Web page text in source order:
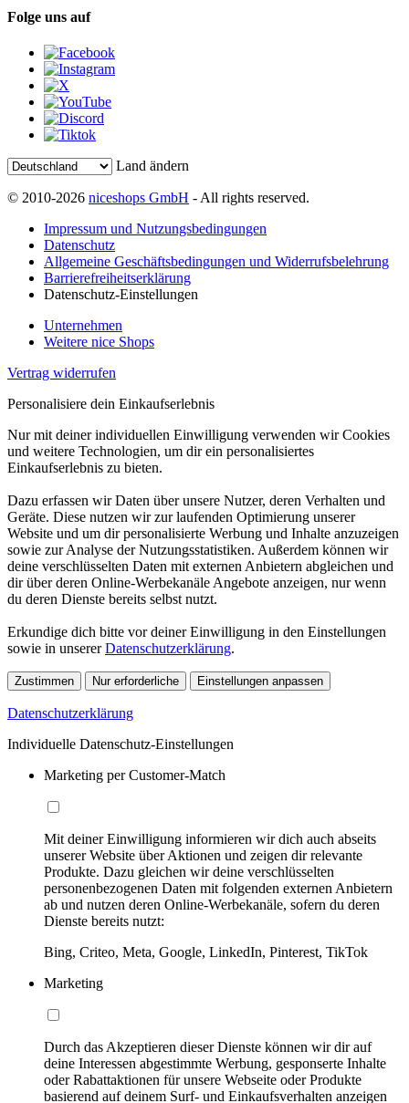
Folge uns auf
Land ändern
© 2010-2026 niceshops GmbH - All rights reserved.
Impressum und Nutzungsbedingungen
Datenschutz
Allgemeine Geschäftsbedingungen und Widerrufsbelehrung
Barrierefreiheitserklärung
Datenschutz-Einstellungen
Unternehmen
Weitere nice Shops
Vertrag widerrufen
Personalisiere dein Einkaufserlebnis
Nur mit deiner individuellen Einwilligung verwenden wir Cookies
und weitere Technologien, um dir ein personalisiertes
Einkaufserlebnis zu bieten.
Dazu erfassen wir Daten über unsere Nutzer, deren Verhalten und
Geräte. Diese nutzen wir zur laufenden Optimierung unserer
Website und um dir personalisierte Werbung und Inhalte anzuzeigen
sowie zur Analyse der Nutzungsstatistiken. Außerdem können wir
deine verschlüsselten Daten mit externen Anbietern abgleichen und
dir über deren Online-Werbekanäle Angebote anzeigen, nur wenn
du deren Dienste bereits selbst nutzt.
Erkundige dich bitte vor deiner Einwilligung in den Einstellungen
sowie in unsererDatenschutzerklärung.
Zustimmen Nur erforderliche Einstellungen anpassen
Datenschutzerklärung
Individuelle Datenschutz-Einstellungen
Marketing per Customer-Match
Mit deiner Einwilligung informieren wir dich auch abseits
unserer Website über Aktionen und zeigen dir relevante
Produkte. Dazu gleichen wir deine verschlüsselten
personenbezogenen Daten mit folgenden externen Anbietern
ab und nutzen deren Online-Werbekanäle, sofern du deren
Dienste bereits nutzt:
Bing, Criteo, Meta, Google, LinkedIn, Pinterest, TikTok
Marketing
Durch das Akzeptieren dieser Dienste können wir dir auf
deine Interessen abgestimmte Werbung, gesponserte Inhalte
oder Rabattaktionen für unsere Webseite oder Produkte
basierend auf deinem Surf- und Einkaufsverhalten anzeigen